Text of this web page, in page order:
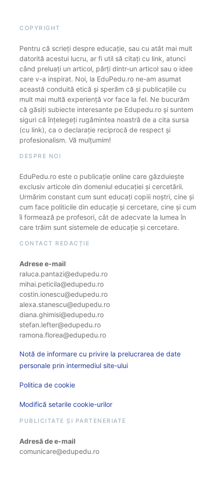
COPYRIGHT
Pentru că scrieți despre educație, sau cu atât mai mult
datorită acestui lucru, ar fi util să citați cu link, atunci
când preluați un articol, părți dintr-un articol sau o idee
care v-a inspirat. Noi, la EduPedu.ro ne-am asumat
această conduită etică și sperăm că și publicațiile cu
mult mai multă experiență vor face la fel. Ne bucurăm
că găsiți subiecte interesante pe Edupedu.ro și suntem
siguri că înțelegeți rugămintea noastră de a cita sursa
(cu link), ca o declarație reciprocă de respect și
profesionalism. Vă mulțumim!
DESPRE NOI
EduPedu.ro este o publicație online care găzduiește
exclusiv articole din domeniul educației și cercetării.
Urmărim constant cum sunt educați copiii noștri, cine și
cum face politicile din educație și cercetare, cine și cum
îi formează pe profesori, cât de adecvate la lumea în
care trăim sunt sistemele de educație și cercetare.
CONTACT REDACȚIE
Adrese e-mail
raluca.pantazi@edupedu.ro
mihai.peticila@edupedu.ro
costin.ionescu@edupedu.ro
alexa.stanescu@edupedu.ro
diana.ghimisi@edupedu.ro
stefan.lefter@edupedu.ro
ramona.florea@edupedu.ro
Notă de informare cu privire la prelucrarea de date
personale prin intermediul site-ului
Politica de cookie
Modifică setarile cookie-urilor
PUBLICITATE ȘI PARTENERIATE
Adresă de e-mail
comunicare@edupedu.ro